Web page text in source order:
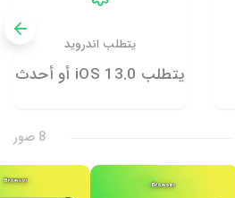
يتطلب اندرويد
يتطلب iOS 13.0 أو أحدث
8 صور